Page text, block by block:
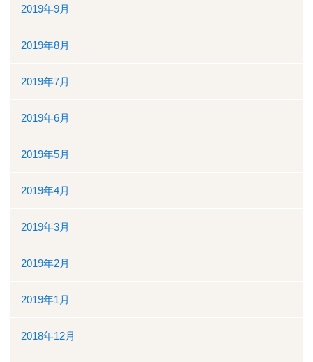
2019年9月
2019年8月
2019年7月
2019年6月
2019年5月
2019年4月
2019年3月
2019年2月
2019年1月
2018年12月